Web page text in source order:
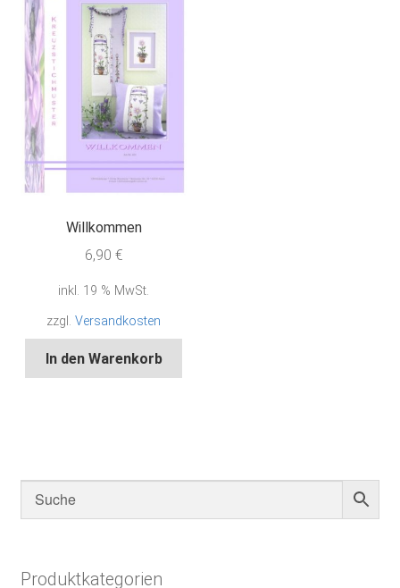
Willkommen
6,90 €
inkl. 19 % MwSt.
zzgl.Versandkosten
In den Warenkorb
Produktkategorien